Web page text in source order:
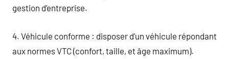
gestion d’entreprise.
4. Véhicule conforme : disposer d’un véhicule répondant
aux normes VTC (confort, taille, et âge maximum).